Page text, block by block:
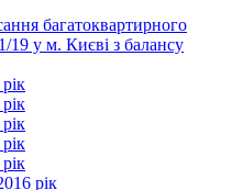
багатоквартирного
19 у м. Києві з балансу
рік